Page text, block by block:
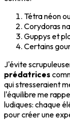
Tétra néon
Corydoras
Guppys et
Certains
J'évite
prédatrices
qui stresseraient
l'équilibre me
ludiques: chaque
pour créer une